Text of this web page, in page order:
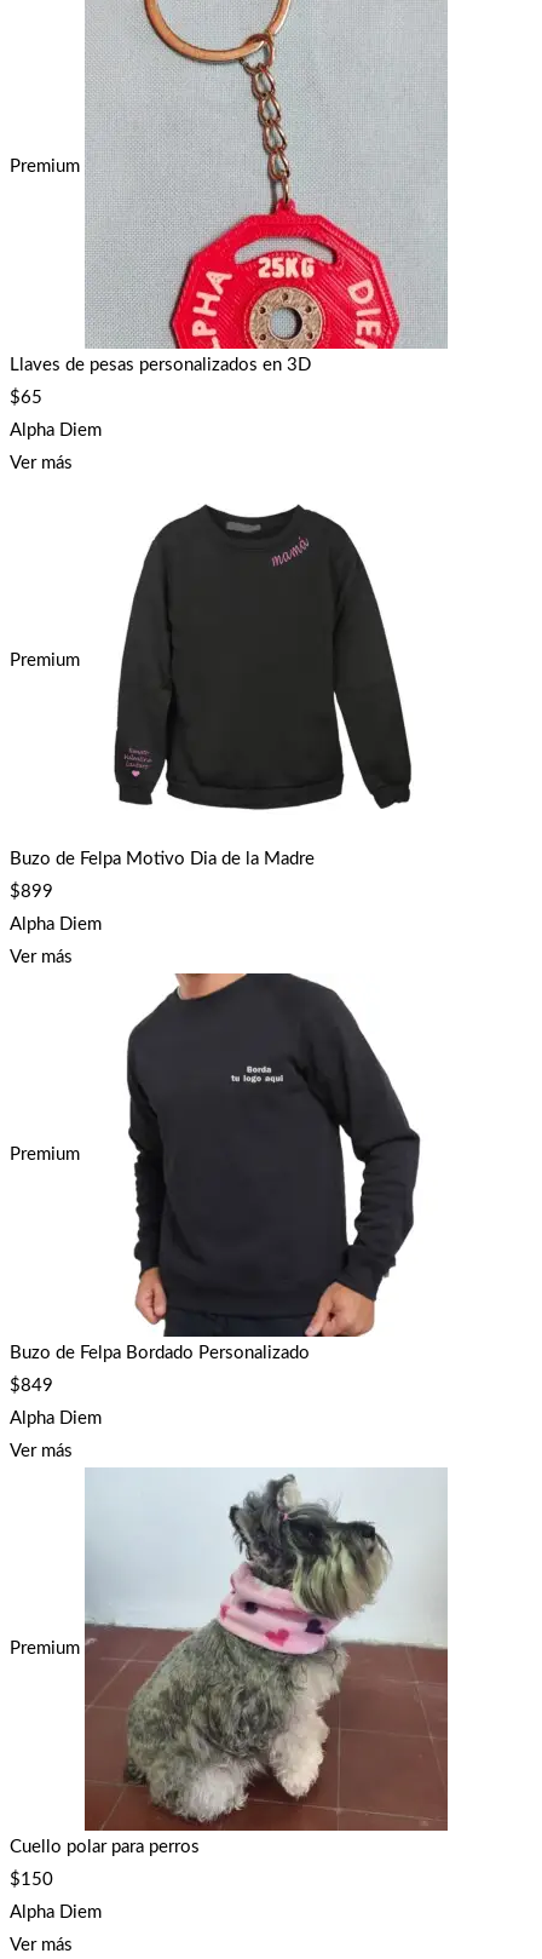
Premium
Llaves de pesas personalizados en 3D
$65
Alpha Diem
Ver más
Premium
Buzo de Felpa Motivo Dia de la Madre
$899
Alpha Diem
Ver más
Premium
Buzo de Felpa Bordado Personalizado
$849
Alpha Diem
Ver más
Premium
Cuello polar para perros
$150
Alpha Diem
Ver más